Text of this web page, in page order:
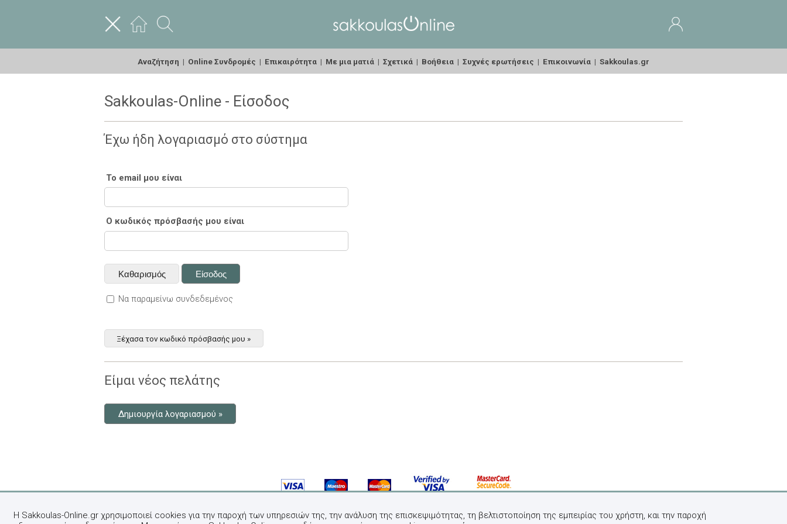
Αναζήτηση | Online Συνδρομές | Επικαιρότητα | Με μια ματιά | Σχετικά | Βοήθεια | Συχνές ερωτήσεις | Επικοινωνία | Sakkoulas.gr
Sakkoulas-Online - Είσοδος
Έχω ήδη λογαριασμό στο σύστημα
Το email μου είναι
Ο κωδικός πρόσβασής μου είναι
Να παραμείνω συνδεδεμένος
Ξέχασα τον κωδικό πρόσβασής μου »
Είμαι νέος πελάτης
Δημιουργία λογαριασμού »
Η Sakkoulas-Online.gr χρησιμοποιεί cookies για την παροχή των υπηρεσιών της, την ανάλυση της επισκεψιμότητας, τη βελτιστοποίηση της εμπειρίας του χρήστη, και την παροχή